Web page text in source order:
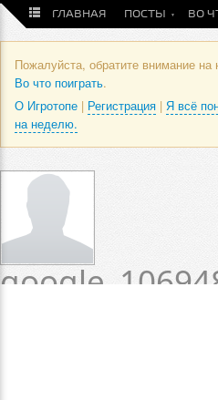
ГЛАВНАЯ ПОСТЫ ВО
Пожалуйста, обратите внимание
Во что поиграть.
О Игротопе | Регистрация | Я всё
на неделю.